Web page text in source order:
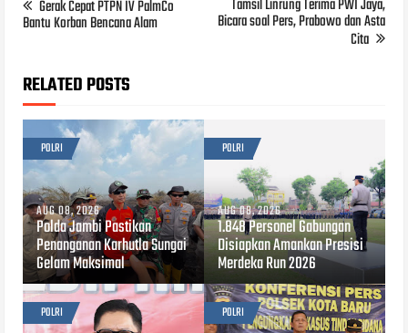
Gerak Cepat PTPN IV PalmCo
Bantu Korban Bencana Alam
Tamsil Linrung Terima PWI Jaya,
Bicara soal Pers, Prabowo dan Asta
Cita
RELATED POSTS
POLRI
AUG 08, 2026
Polda Jambi Pastikan
Penanganan Karhutla Sungai
Gelam Maksimal
POLRI
AUG 08, 2026
1.848 Personel Gabungan
Disiapkan Amankan Presisi
Merdeka Run 2026
POLRI POLRI